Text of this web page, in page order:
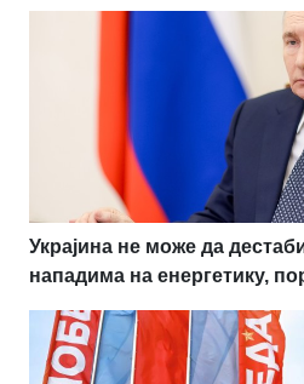
Украјина не може да
нападима на енергетику,